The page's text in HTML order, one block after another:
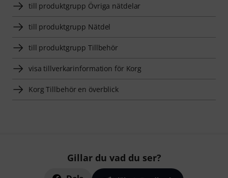
till produktgrupp Övriga nätdelar
till produktgrupp Nätdel
till produktgrupp Tillbehör
visa tillverkarinformation för Korg
Korg Tillbehör en överblick
Gillar du vad du ser?